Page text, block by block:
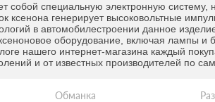
собой специальную электронную систему,
ксенона генерирует высоковольтные
в автомобилестроении данное
оборудование, включая лампы и
нашего интернет-магазина каждый
и от известных производителей по
Обманка